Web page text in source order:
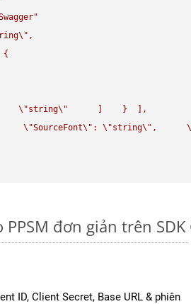
\" ,
{
\"string\"
      ]    }  ],
{ \"SourceFont\" : \"string\" ,
đơn giản trên SDK
ID, Client Secret, Base URL & phiên